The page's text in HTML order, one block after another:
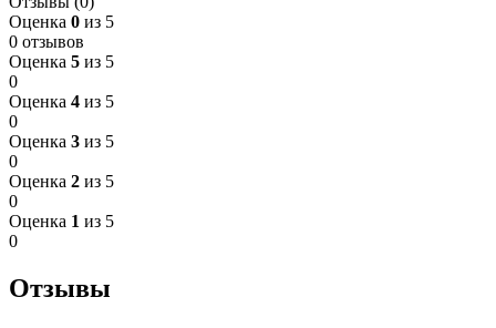
Оценка 0 из 5
0 отзывов
Оценка 5 из 5
0
Оценка 4 из 5
0
Оценка 3 из 5
0
Оценка 2 из 5
0
Оценка 1 из 5
0
Отзывы